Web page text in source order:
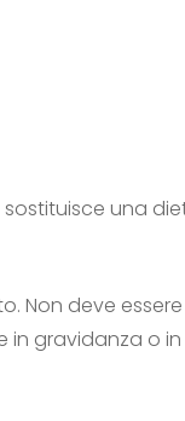
una
Non deve
gravidanza o